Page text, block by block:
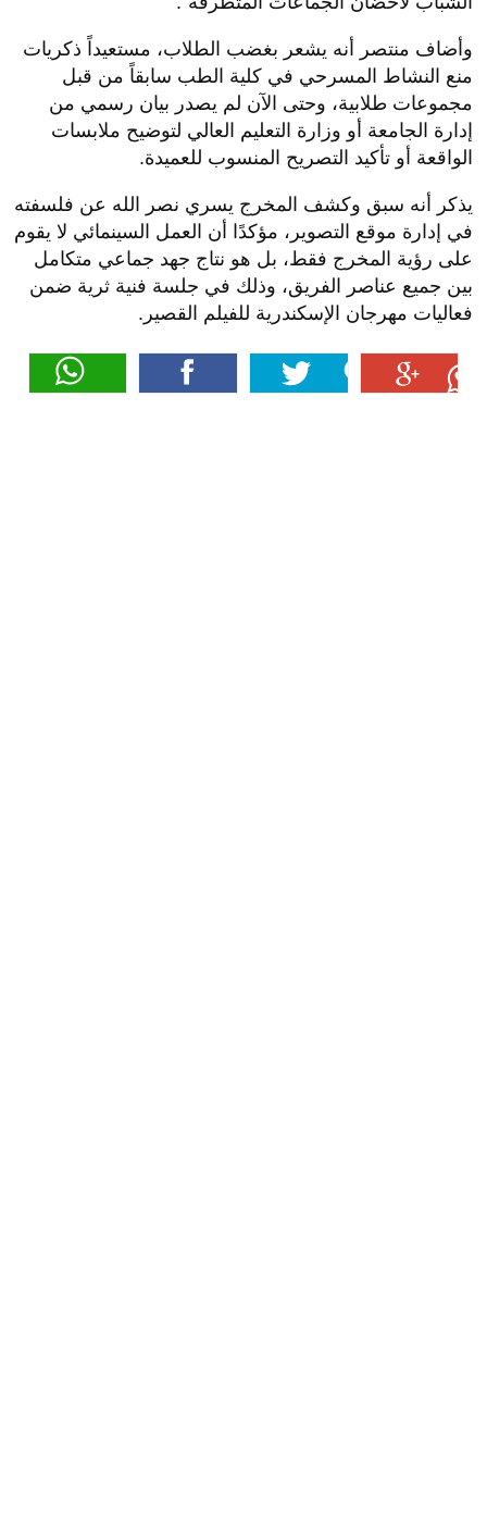
الشباب لأحضان الجماعات المتطرفة".
وأضاف منتصر أنه يشعر بغضب الطلاب، مستعيداً ذكريات
منع النشاط المسرحي في كلية الطب سابقاً من قبل
مجموعات طلابية، وحتى الآن لم يصدر بيان رسمي من
الواقعة أو تأكيد التصريح المنسوب للعميدة.
يذكر أنه سبق وكشف المخرج يسري نصر الله عن فلسفته
في إدارة موقع التصوير، مؤكدًا أن العمل السينمائي لا يقوم
على رؤية المخرج فقط، بل هو نتاج جهد جماعي متكامل
فعاليات مهرجان الإسكندرية للفيلم القصير.